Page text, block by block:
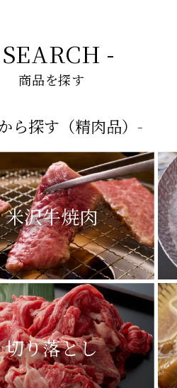
- SEARCH -
米沢牛焼肉
切り落とし